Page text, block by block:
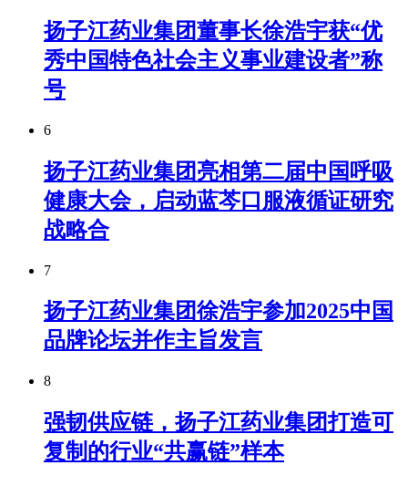
扬子江药业集团董事长徐浩宇获“优
秀中国特色社会主义事业建设者”称
号
6
扬子江药业集团亮相第二届中国呼吸
健康大会，启动蓝芩口服液循证研究
战略合
7
扬子江药业集团徐浩宇参加2025中国
品牌论坛并作主旨发言
8
强韧供应链，扬子江药业集团打造可
复制的行业“共赢链”样本